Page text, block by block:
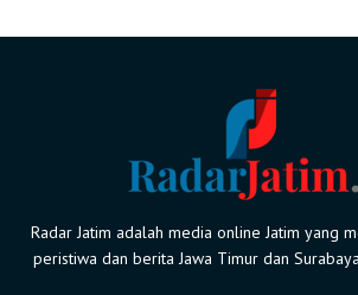
Radar Jatim adalah media online Jatim yang
peristiwa dan berita Jawa Timur dan